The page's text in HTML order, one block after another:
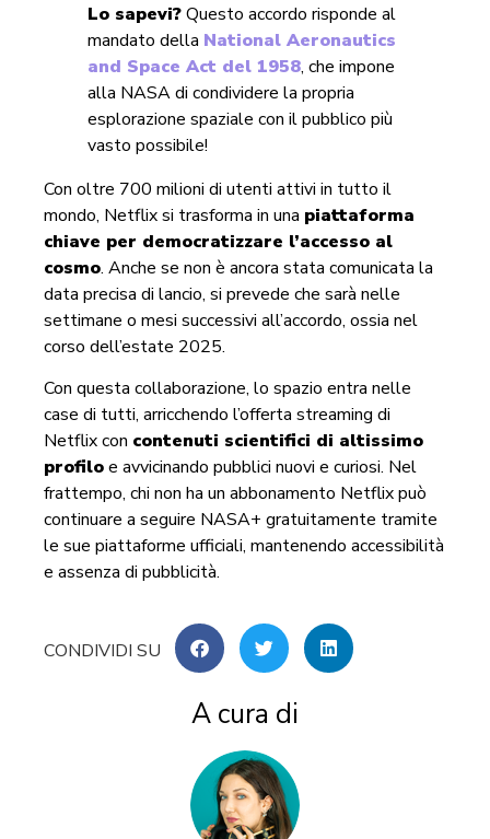
Lo sapevi?Questo accordo risponde al
mandato della National Aeronautics
and Space Act del 1958, che impone
alla NASA di condividere la propria
esplorazione spaziale con il pubblico più
vasto possibile!
Con oltre 700 milioni di utenti attivi in tutto il
mondo, Netflix si trasforma in una piattaforma
chiave per democratizzare l’accesso al
cosmo. Anche se non è ancora stata comunicata la
data precisa di lancio, si prevede che sarà nelle
settimane o mesi successivi all’accordo, ossia nel
corso dell’estate 2025.
Con questa collaborazione, lo spazio entra nelle
case di tutti, arricchendo l’offerta streaming di
Netflix con contenuti scientifici di altissimo
profiloe avvicinando pubblici nuovi e curiosi. Nel
frattempo, chi non ha un abbonamento Netflix può
continuare a seguire NASA+ gratuitamente tramite
le sue piattaforme ufficiali, mantenendo accessibilità
e assenza di pubblicità.
A cura di